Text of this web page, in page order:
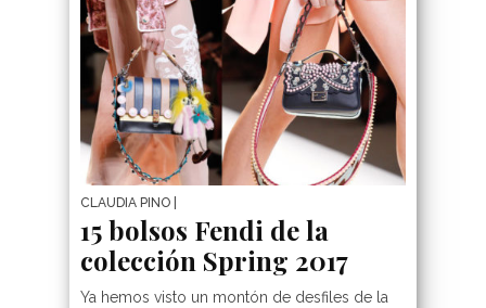
CLAUDIA PINO
15 bolsos Fendi de la
colección Spring 2017
Ya hemos visto un montón de desfiles de la